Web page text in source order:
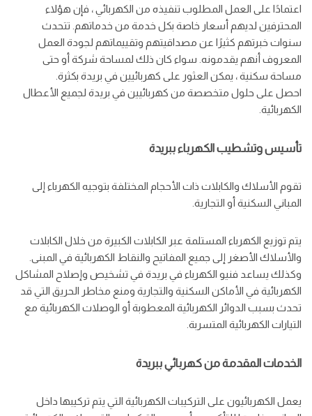
اعتمادًا على العمل المطلوب تنفيذه من الكهربائي ، فإن هؤلاء
المحترفين لديهم أسعار خاصة بكل خدمة من خدماتهم. تتحدث
سنوات خبرتهم كثيرًا عن مصداقيتهم وتقييماتهم لجودة العمل
المعروف أنهم يقدمونه. سواء كان ذلك لمساحة شركة أو حتى
مساحة سكنية ، يمكن العثور على كهربائيين في بريدة بكثرة.
احصل على حلول متخصصة من كهربائيين في بريدة لجميع الأعطال
الكهربائية.
تأسيس وتشطيب الكهرباء ببريدة
تقوم الأسلاك والكابلات ذات الأحجام المختلفة بتوجيه الكهرباء إلى
المباني السكنية أو التجارية.
يتم توزيع الكهرباء المستلمة عبر الكابلات الكبيرة من خلال الكابلات
والأسلاك الأصغر إلى جميع المفاتيح والنقاط الكهربائية في المبنى.
وكذلك يساعد فنيو الكهرباء في بريدة في تشخيص وإصلاح المشاكل
الكهربائية في الأماكن السكنية والتجارية ومنع مخاطر الحريق التي قد
تحدث بسبب الدوائر الكهربائية المعطوبة أو الوصلات الكهربائية مع
التيارات الكهربائية المتسربة.
الخدمات المقدمة من كهربائي ببريدة
يعمل الكهربائيون على التركيبات الكهربائية التي يتم تركيبها داخل